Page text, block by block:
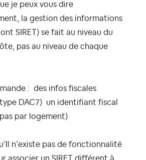
je peux vous dire
la gestion des informations
SIRET) se fait au niveau du
, pas au niveau de chaque
: des infos fiscales
DAC7) un identifiant fiscal
par logement)
Il n’existe pas de fonctionnalité